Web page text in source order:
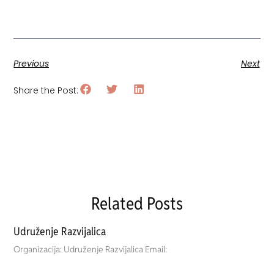
Previous Next
Share the Post:
Related Posts
Udruženje Razvijalica
Organizacija: Udruženje Razvijalica Email: